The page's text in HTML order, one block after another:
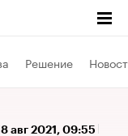
Решение
авг 2021, 09:55